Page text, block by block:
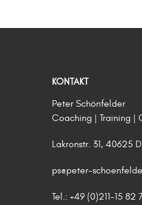
KONTAKT
Peter Schönfelder
Coaching | Training |
Lakronstr. 31, 40625
ps@peter-
Tel.: +49 (0)211-15 82